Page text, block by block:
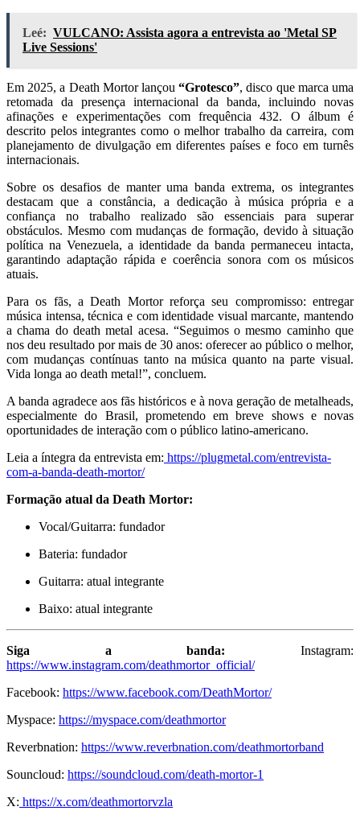
Leé: VULCANO: Assista agora a entrevista ao 'Metal SP
Live Sessions'
Em 2025, a Death Mortor lançou“Grotesco”, disco que marca uma
retomada da presença internacional da banda, incluindo novas
afinações e experimentações com frequência 432. O álbum é
descrito pelos integrantes como o melhor trabalho da carreira, com
planejamento de divulgação em diferentes países e foco em turnês
internacionais.
Sobre os desafios de manter uma banda extrema, os integrantes
destacam que a constância, a dedicação à música própria e a
confiança no trabalho realizado são essenciais para superar
obstáculos. Mesmo com mudanças de formação, devido à situação
política na Venezuela, a identidade da banda permaneceu intacta,
garantindo adaptação rápida e coerência sonora com os músicos
atuais.
Para os fãs, a Death Mortor reforça seu compromisso: entregar
música intensa, técnica e com identidade visual marcante, mantendo
a chama do death metal acesa. “Seguimos o mesmo caminho que
nos deu resultado por mais de 30 anos: oferecer ao público o melhor,
com mudanças contínuas tanto na música quanto na parte visual.
Vida longa ao death metal!”, concluem.
A banda agradece aos fãs históricos e à nova geração de metalheads,
especialmente do Brasil, prometendo em breve shows e novas
oportunidades de interação com o público latino-americano.
Leia a íntegra da entrevista em: https://plugmetal.com/entrevista-
com-a-banda-death-mortor/
Formação atual da Death Mortor:
Vocal/Guitarra: fundador
Bateria: fundador
Guitarra: atual integrante
Baixo: atual integrante
Siga a banda: Instagram:
https://www.instagram.com/deathmortor_official/
Facebook: https://www.facebook.com/DeathMortor/
Myspace: https://myspace.com/deathmortor
Reverbnation: https://www.reverbnation.com/deathmortorband
Souncloud: https://soundcloud.com/death-mortor-1
X: https://x.com/deathmortorvzla